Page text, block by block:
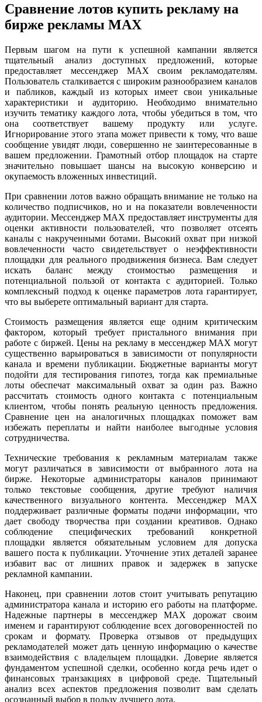
Сравнение лотов купить рекламу на
бирже рекламы MAX
Первым шагом на пути к успешной кампании является
тщательный анализ доступных предложений, которые
предоставляет мессенджер MAX своим рекламодателям.
Пользователь сталкивается с широким разнообразием каналов
и пабликов, каждый из которых имеет свои уникальные
характеристики и аудиторию. Необходимо внимательно
изучить тематику каждого лота, чтобы убедиться в том, что
она соответствует вашему продукту или услуге.
Игнорирование этого этапа может привести к тому, что ваше
сообщение увидят люди, совершенно не заинтересованные в
вашем предложении. Грамотный отбор площадок на старте
значительно повышает шансы на высокую конверсию и
окупаемость вложенных инвестиций.
При сравнении лотов важно обращать внимание не только на
количество подписчиков, но и на показатели вовлеченности
аудитории. Мессенджер MAX предоставляет инструменты для
оценки активности пользователей, что позволяет отсеять
каналы с накрученными ботами. Высокий охват при низкой
вовлеченности часто свидетельствует о неэффективности
площадки для реального продвижения бизнеса. Вам следует
искать баланс между стоимостью размещения и
потенциальной пользой от контакта с аудиторией. Только
комплексный подход к оценке параметров лота гарантирует,
что вы выберете оптимальный вариант для старта.
Стоимость размещения является еще одним критическим
фактором, который требует пристального внимания при
работе с биржей. Цены на рекламу в мессенджер MAX могут
существенно варьироваться в зависимости от популярности
канала и времени публикации. Бюджетные варианты могут
подойти для тестирования гипотез, тогда как премиальные
лоты обеспечат максимальный охват за один раз. Важно
рассчитать стоимость одного контакта с потенциальным
клиентом, чтобы понять реальную ценность предложения.
Сравнение цен на аналогичных площадках поможет вам
избежать переплаты и найти наиболее выгодные условия
сотрудничества.
Технические требования к рекламным материалам также
могут различаться в зависимости от выбранного лота на
бирже. Некоторые администраторы каналов принимают
только текстовые сообщения, другие требуют наличия
качественного визуального контента. Мессенджер MAX
поддерживает различные форматы подачи информации, что
дает свободу творчества при создании креативов. Однако
соблюдение специфических требований конкретной
площадки является обязательным условием для допуска
вашего поста к публикации. Уточнение этих деталей заранее
избавит вас от лишних правок и задержек в запуске
рекламной кампании.
Наконец, при сравнении лотов стоит учитывать репутацию
администратора канала и историю его работы на платформе.
Надежные партнеры в мессенджер MAX дорожат своим
именем и гарантируют соблюдение всех договоренностей по
срокам и формату. Проверка отзывов от предыдущих
рекламодателей может дать ценную информацию о качестве
взаимодействия с владельцем площадки. Доверие является
фундаментом успешной сделки, особенно когда речь идет о
финансовых транзакциях в цифровой среде. Тщательный
анализ всех аспектов предложения позволит вам сделать
осознанный выбор в пользу лучшего лота.